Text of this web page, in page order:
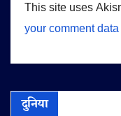
This site uses
your comment
दुनिया